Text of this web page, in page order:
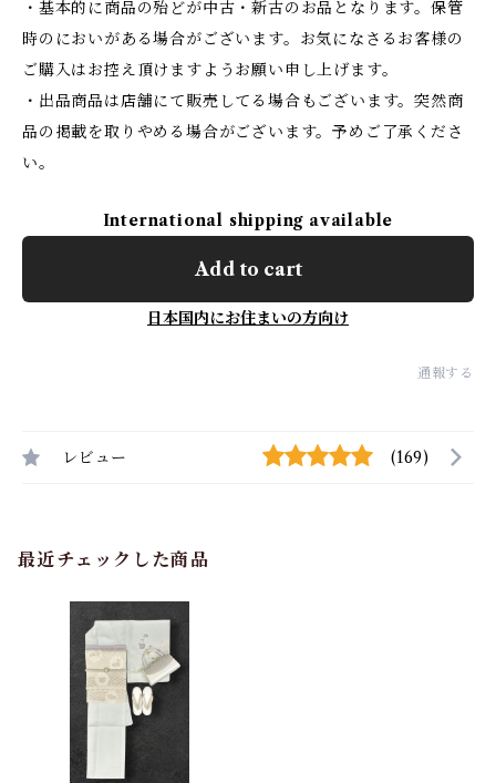
・基本的に商品の殆どが中古・新古のお品となります。保管
時のにおいがある場合がございます。お気になさるお客様の
ご購入はお控え頂けますようお願い申し上げます。
・出品商品は店舗にて販売してる場合もございます。突然商
品の掲載を取りやめる場合がございます。予めご了承くださ
い。
International shipping available
Add to cart
日本国内にお住まいの方向け
通報する
レビュー (169)
最近チェックした商品